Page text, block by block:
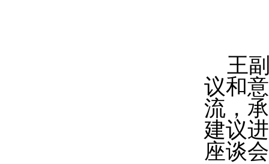
王
议和
流，
建议
座谈